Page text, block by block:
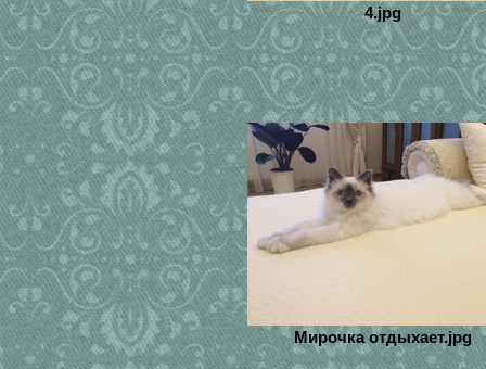
4.jpg
Мирочка отдыхает.jpg